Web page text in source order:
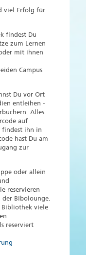
viel Erfolg für
findest Du
zum Lernen
mit ihnen
Campus
Du vor Ort
entleihen -
Alles
auf
findest ihn in
hast Du am
zur
oder allein
reservieren
der Bibolounge.
Bibliothek viele
reserviert